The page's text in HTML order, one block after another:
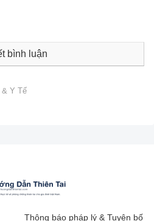
bình luận
Y Tế
Thông báo pháp lý & Tuyên bố